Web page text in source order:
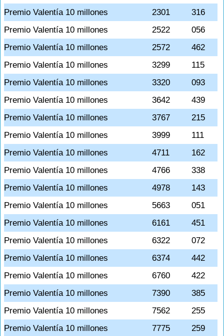
Premio Valentía 10 millones
2301
316
Premio Valentía 10 millones
2522
056
Premio Valentía 10 millones
2572
462
Premio Valentía 10 millones
3299
115
Premio Valentía 10 millones
3320
093
Premio Valentía 10 millones
3642
439
Premio Valentía 10 millones
3767
215
Premio Valentía 10 millones
3999
111
Premio Valentía 10 millones
4711
162
Premio Valentía 10 millones
4766
338
Premio Valentía 10 millones
4978
143
Premio Valentía 10 millones
5663
051
Premio Valentía 10 millones
6161
451
Premio Valentía 10 millones
6322
072
Premio Valentía 10 millones
6374
442
Premio Valentía 10 millones
6760
422
Premio Valentía 10 millones
7390
385
Premio Valentía 10 millones
7562
255
Premio Valentía 10 millones
7775
259